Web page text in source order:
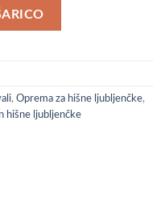
cm pocinkano jeklo
, Oprema za hišne ljubljenčke,
hišne ljubljenčke